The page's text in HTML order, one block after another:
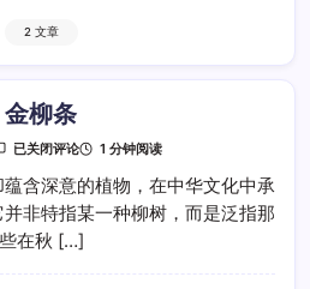
2 文章
金柳条
金
条
已关闭评论 1 分钟阅读
含深意的植物，在中华文化中承
非特指某一种柳树，而是泛指那
些在秋 […]